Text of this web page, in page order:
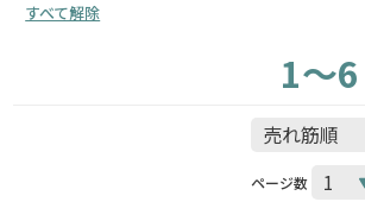
すべて解除
1～6
ページ数